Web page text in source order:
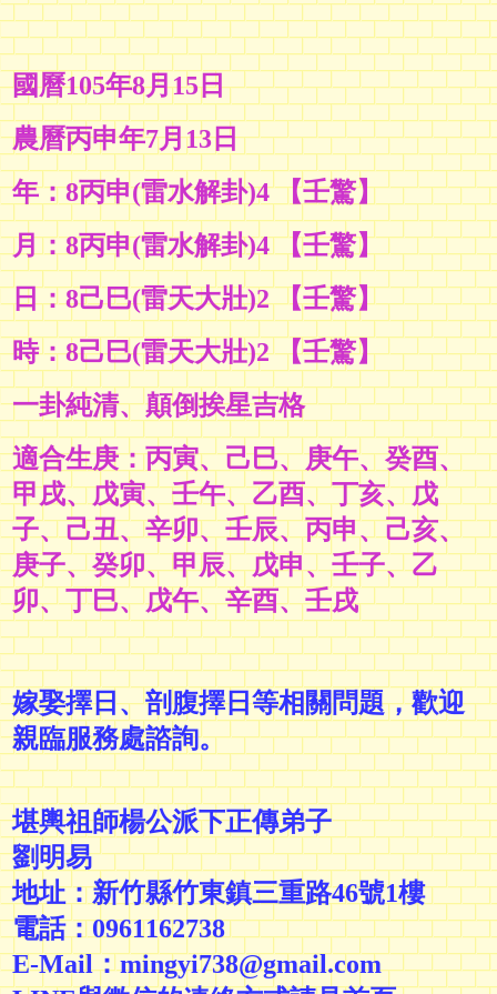
國曆105年8月15日
農曆丙申年7月13日
年：8丙申(雷水解卦)4 【壬驚】
月：8丙申(雷水解卦)4 【壬驚】
日：8己巳(雷天大壯)2 【壬驚】
時：8己巳(雷天大壯)2 【壬驚】
一卦純清、顛倒挨星吉格
適合生庚：丙寅、己巳、庚午、癸酉、
甲戌、戊寅、壬午、乙酉、丁亥、戊
子、己丑、辛卯、壬辰、丙申、己亥、
庚子、癸卯、甲辰、戊申、壬子、乙
卯、丁巳、戊午、辛酉、壬戌
嫁娶擇日、剖腹擇日等相關問題，歡迎
親臨服務處諮詢。
堪輿祖師楊公派下正傳弟子
劉明易
地址：新竹縣竹東鎮三重路46號1樓
電話：0961162738
E-Mail：mingyi738@gmail.com